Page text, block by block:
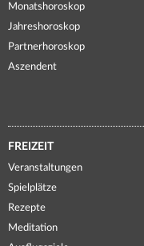
Monatshoroskop
Jahreshoroskop
Partnerhoroskop
Aszendent
FREIZEIT
Veranstaltungen
Spielplätze
Rezepte
Meditation